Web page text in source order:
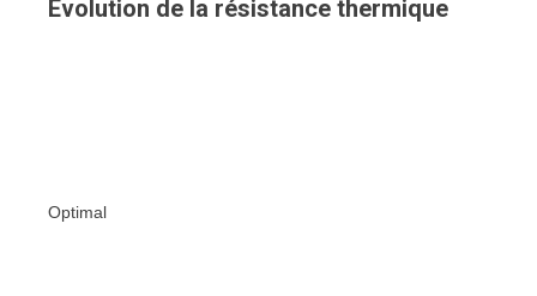
Evolution de la résistance thermique
Optimal